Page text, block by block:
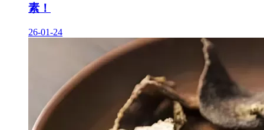
素！
26-01-24